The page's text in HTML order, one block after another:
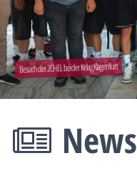
Besuch der 2CHEL bei der Kelag Klagenfurt
News